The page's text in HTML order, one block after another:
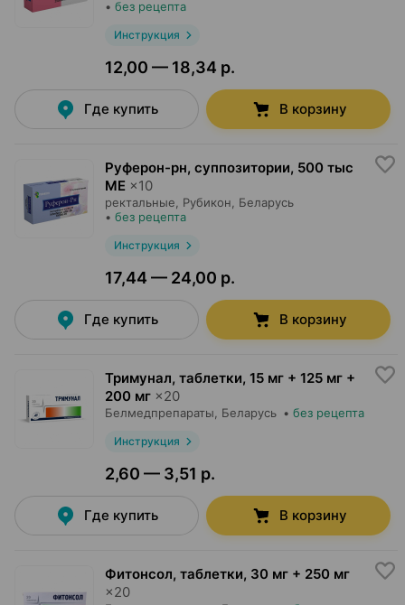
• без рецепта
Инструкция
12,00 — 18,34 р.
Где купить В корзину
Руферон-рн, суппозитории, 500 тыс
МЕ ×10
ректальные, Рубикон , Беларусь
• без рецепта
Инструкция
17,44 — 24,00 р.
Где купить В корзину
Тримунал, таблетки, 15 мг + 125 мг +
200 мг ×20
Белмедпрепараты , Беларусь • без рецепта
Инструкция
2,60 — 3,51 р.
Где купить В корзину
Фитонсол, таблетки, 30 мг + 250 мг
×20